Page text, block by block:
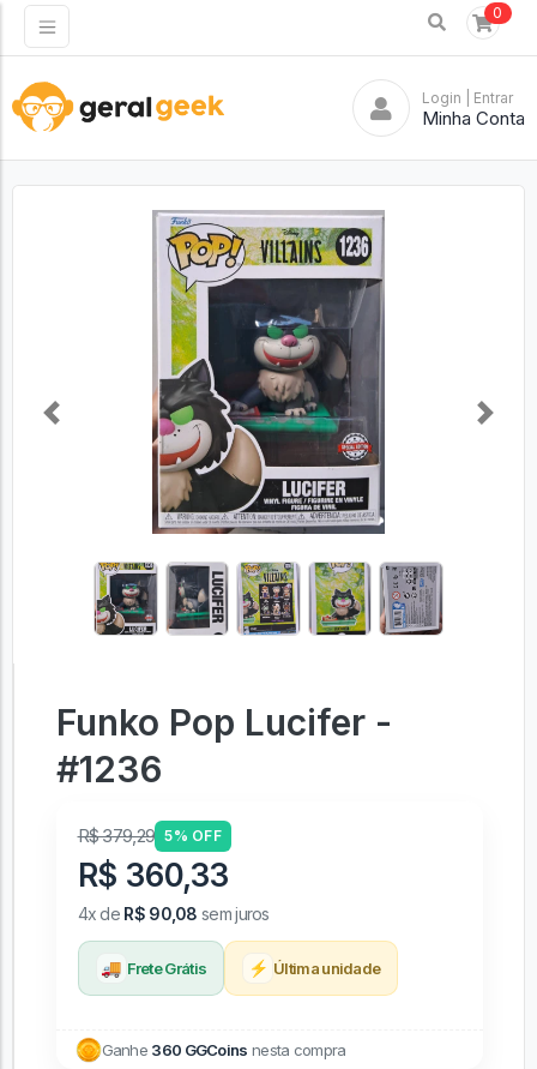
0
Login | Entrar
Minha Conta
Previous Next
Funko Pop Lucifer -
#1236
R$ 379,29 5% OFF
R$ 360,33
4x de R$ 90,08 sem juros
🚚 Frete Grátis ⚡ Última unidade
Ganhe 360 GGCoins nesta compra